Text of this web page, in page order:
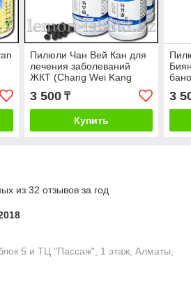
Пилюли Чан Вей Кан для
лечения заболеваний
ЖКТ (Chang Wei Kang
Wan) (4 баночки)
3 500₸
Купить
3
из 32 отзывов за год
5 и ТЦ "Пассаж", 1 этаж, Алматы,